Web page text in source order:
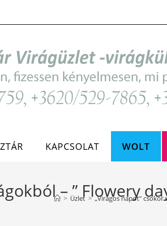
KAPCSOLAT WOLT
– ” Flowery
> Üzlet > „Virágos napot” csokor